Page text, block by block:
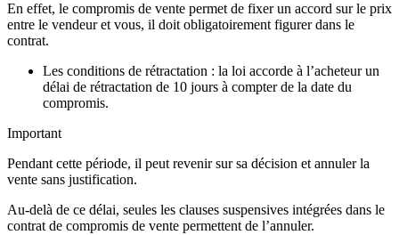
En effet, le compromis de vente permet de fixer un accord sur le prix
entre le vendeur et vous, il doit obligatoirement figurer dans le
contrat.
Les conditions de rétractation : la loi accorde à l’acheteur un
délai de rétractation de 10 jours à compter de la date du
compromis.
Important
Pendant cette période, il peut revenir sur sa décision et annuler la
vente sans justification.
Au-delà de ce délai, seules les clauses suspensives intégrées dans le
contrat de compromis de vente permettent de l’annuler.